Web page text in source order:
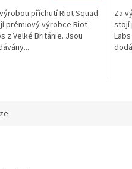
příchutí Riot Squad
prémiový výrobce Riot
z Velké Británie. Jsou
Za
stojí